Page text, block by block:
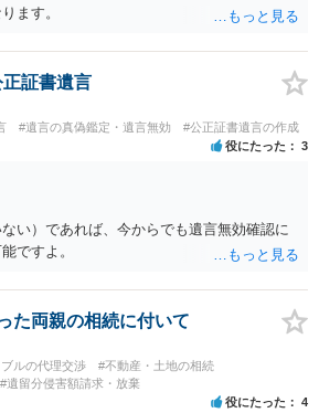
ます。
証書遺言
#遺言の真偽鑑定・遺言無効 #公正証書遺言の作成
役にたった 3
い）であれば、今からでも遺言無効確認に
ですよ。
た両親の相続に付いて
ルの代理交渉
#不動産・土地の相続
#遺留分侵害額請求・放棄
役にたった 4